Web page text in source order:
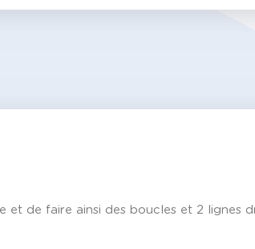
de faire ainsi des boucles et 2 lignes